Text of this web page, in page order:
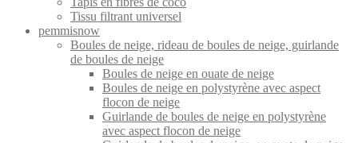
Tissu filtrant universel
pemmisnow
Boules de neige, rideau de boules de neige, guirlande
de boules de neige
Boules de neige en ouate de neige
Boules de neige en polystyrène avec aspect
flocon de neige
Guirlande de boules de neige en polystyrène
avec aspect flocon de neige